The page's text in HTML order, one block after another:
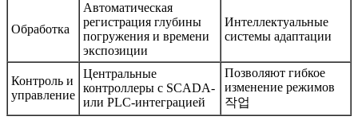
Обработка
Автоматическая
регистрация глубины
погружения и времени
экспозиции
Интеллектуальные
системы адаптации
Контроль и
управление
Центральные
контроллеры с SCADA-
или PLC-интеграцией
Позволяют гибкое
изменение режимов
작업